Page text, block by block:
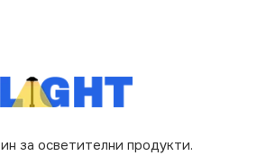
за осветителни продукти.